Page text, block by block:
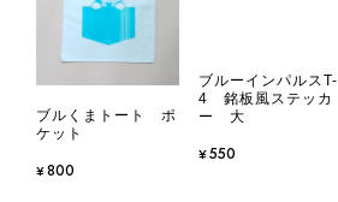
ブルくまトート ポ
ケット
¥800
ブルーインパルスT-
4 銘板風ステッカ
ー 大
¥550